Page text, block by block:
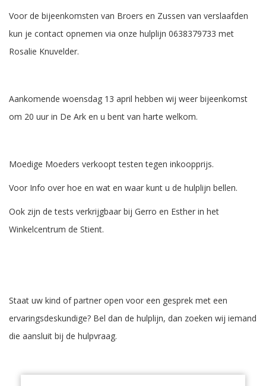
Voor de bijeenkomsten van Broers en Zussen van verslaafden
kun je contact opnemen via onze hulplijn 0638379733 met
Rosalie Knuvelder.
Aankomende woensdag 13 april hebben wij weer bijeenkomst
om 20 uur in De Ark en u bent van harte welkom.
Moedige Moeders verkoopt testen tegen inkoopprijs.
Voor Info over hoe en wat en waar kunt u de hulplijn bellen.
Ook zijn de tests verkrijgbaar bij Gerro en Esther in het
Winkelcentrum de Stient.
Staat uw kind of partner open voor een gesprek met een
ervaringsdeskundige? Bel dan de hulplijn, dan zoeken wij iemand
die aansluit bij de hulpvraag.